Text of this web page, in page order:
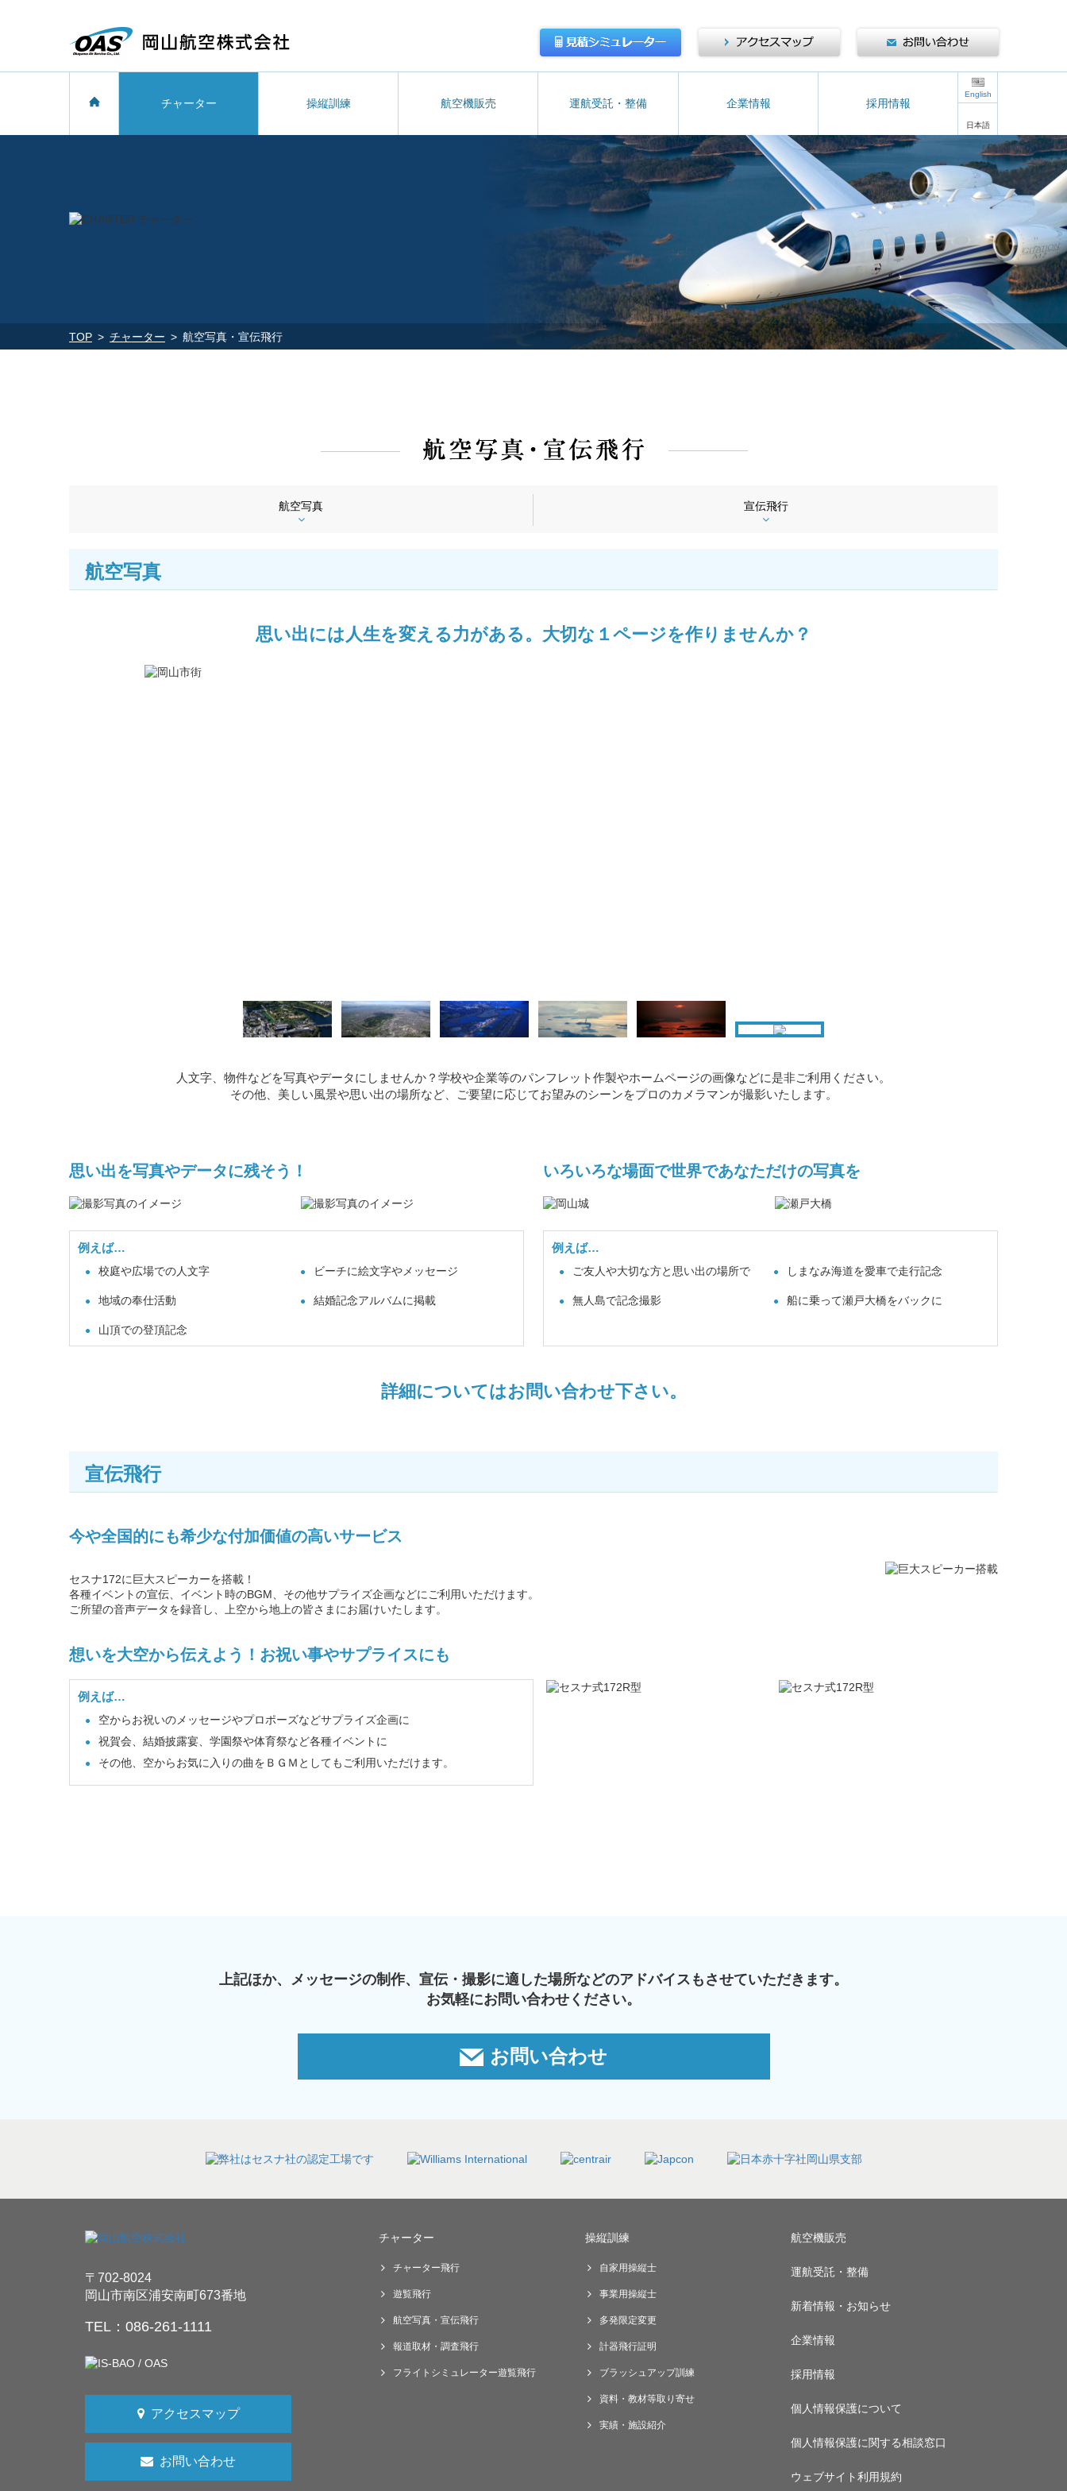
チャーター 操縦訓練 航空機販売 運航受託・整備 企業情報 採用情報
English
日本語
TOP チャーター 航空写真・宣伝飛行
航空写真 宣伝飛行
航空写真
思い出には人生を変える力がある。大切な１ページを作りませんか？
人文字、物件などを写真やデータにしませんか？学校や企業等のパンフレット作製やホームページの画像などに是非ご利用ください。
その他、美しい風景や思い出の場所など、ご要望に応じてお望みのシーンをプロのカメラマンが撮影いたします。
思い出を写真やデータに残そう！
例えば…
校庭や広場での人文字
地域の奉仕活動
山頂での登頂記念
ビーチに絵文字やメッセージ
結婚記念アルバムに掲載
いろいろな場面で世界であなただけの写真を
例えば…
ご友人や大切な方と思い出の場所で
無人島で記念撮影
しまなみ海道を愛車で走行記念
船に乗って瀬戸大橋をバックに
詳細についてはお問い合わせ下さい。
宣伝飛行
今や全国的にも希少な付加価値の高いサービス
セスナ172に巨大スピーカーを搭載！
各種イベントの宣伝、イベント時のBGM、その他サプライズ企画などにご利用いただけます。
ご所望の音声データを録音し、上空から地上の皆さまにお届けいたします。
想いを大空から伝えよう！お祝い事やサプライスにも
例えば…
空からお祝いのメッセージやプロポーズなどサプライズ企画に
祝賀会、結婚披露宴、学園祭や体育祭など各種イベントに
その他、空からお気に入りの曲をＢＧＭとしてもご利用いただけます。
上記ほか、メッセージの制作、宣伝・撮影に適した場所などのアドバイスもさせていただきます。
お気軽にお問い合わせください。
お問い合わせ
〒702-8024
岡山市南区浦安南町673番地
TEL：086-261-1111
アクセスマップ
お問い合わせ
チャーター
チャーター飛行
遊覧飛行
航空写真・宣伝飛行
報道取材・調査飛行
フライトシミュレーター遊覧飛行
操縦訓練
自家用操縦士
事業用操縦士
多発限定変更
計器飛行証明
ブラッシュアップ訓練
資料・教材等取り寄せ
実績・施設紹介
航空機販売
運航受託・整備
新着情報・お知らせ
企業情報
採用情報
個人情報保護について
個人情報保護に関する相談窓口
ウェブサイト利用規約